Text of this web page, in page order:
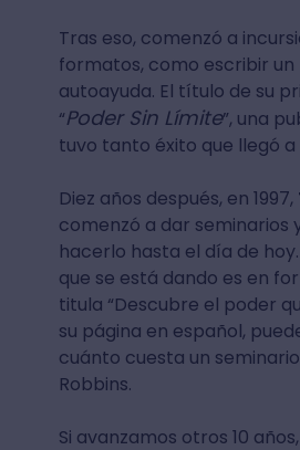
Tras eso, comenzó a
formatos, como escribir un
autoayuda. El título de su
“Poder Sin Límite”, una
tuvo tanto éxito que llegó
Diez años después, en 1997,
comenzó a dar seminarios
hacerlo hasta el día de
que se está dando es en
titula “Descubre el poder
su página en español,
cuánto cuesta un
Robbins.
Si avanzamos otros 10